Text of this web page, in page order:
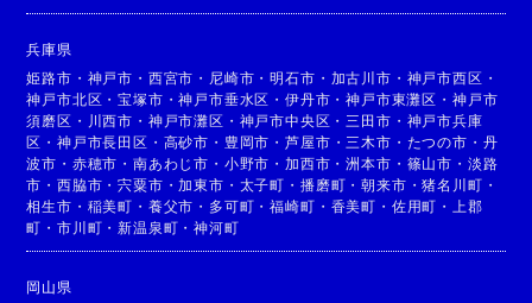
兵庫県
姫路市 ・ 神戸市 ・ 西宮市 ・ 尼崎市 ・明石市 ・ 加古川市 ・ 神戸市西区 ・
神戸市北区 ・宝塚市 ・神戸市垂水区 ・伊丹市 ・神戸市東灘区 ・ 神戸市
須磨区 ・ 川西市 ・ 神戸市灘区 ・ 神戸市中央区 ・ 三田市 ・ 神戸市兵庫
区 ・神戸市長田区 ・ 高砂市 ・ 豊岡市 ・芦屋市 ・ 三木市 ・ たつの市 ・ 丹
波市 ・ 赤穂市 ・南あわじ市 ・ 小野市 ・加西市 ・洲本市 ・ 篠山市 ・ 淡路
市 ・西脇市 ・宍粟市 ・加東市 ・ 太子町 ・ 播磨町 ・朝来市 ・猪名川町 ・
相生市 ・ 稲美町 ・ 養父市 ・ 多可町 ・福崎町 ・ 香美町 ・ 佐用町 ・
上郡
町 ・市川町 ・新温泉町 ・神河町
岡山県